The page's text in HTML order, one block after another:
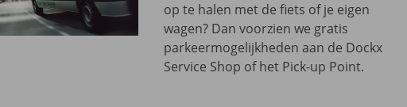
op te halen met de fiets of je eigen
wagen? Dan voorzien we gratis
parkeermogelijkheden aan de Dockx
Service Shop of het Pick-up Point.